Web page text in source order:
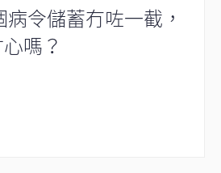
病令儲蓄冇咗一截，
嗎？